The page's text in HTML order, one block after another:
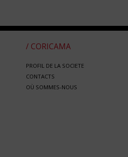
/ CORICAMA
PROFIL DE LA SOCIETE
CONTACTS
OÙ SOMMES-NOUS